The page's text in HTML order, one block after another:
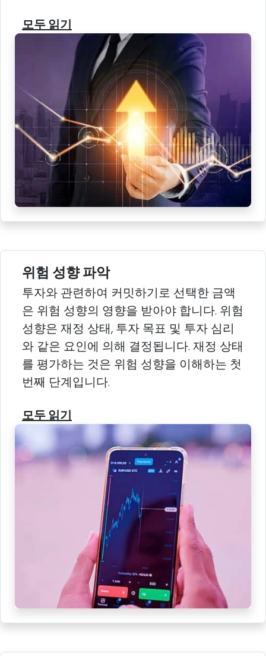
모두 읽기
위험 성향 파악
투자와 관련하여 커밋하기로 선택한 금액
은 위험 성향의 영향을 받아야 합니다. 위험
성향은 재정 상태, 투자 목표 및 투자 심리
와 같은 요인에 의해 결정됩니다. 재정 상태
를 평가하는 것은 위험 성향을 이해하는 첫
번째 단계입니다.
모두 읽기